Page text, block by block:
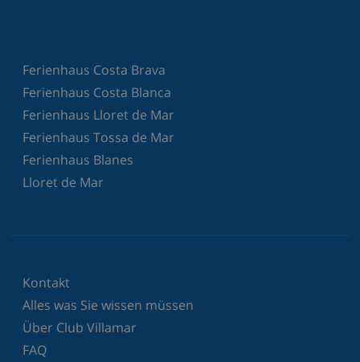
Ferienhaus Costa Brava
Ferienhaus Costa Blanca
Ferienhaus Lloret de Mar
Ferienhaus Tossa de Mar
Ferienhaus Blanes
Lloret de Mar
Kontakt
Alles was Sie wissen müssen
Über Club Villamar
FAQ